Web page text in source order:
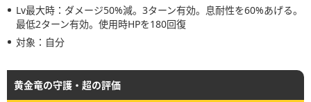
Lv最大時：ダメージ50%減。3ターン有効。息耐性を60%あげる。
最低2ターン有効。使用時HPを180回復
対象：自分
黄金竜の守護・超の評価